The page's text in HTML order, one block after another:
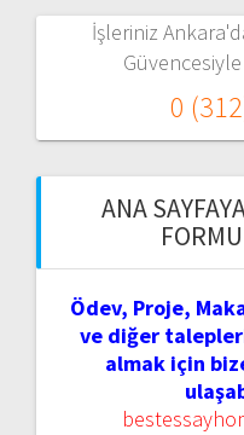
İşleriniz
0
ANA
Ödev, Proje,
ve diğer
almak için